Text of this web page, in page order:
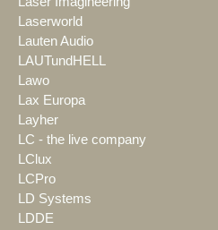
Laserworld
Lauten Audio
LAUTundHELL
Lawo
Lax Europa
Layher
LC - the live company
LClux
LCPro
LD Systems
LDDE